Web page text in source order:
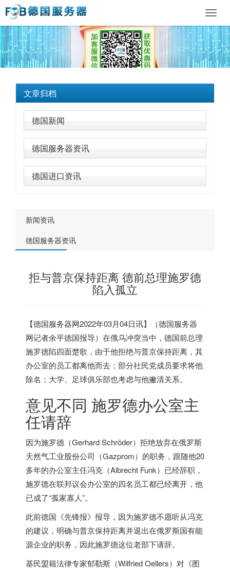
文章归档
德国新闻
德国服务器资讯
德国进口资讯
新闻资讯
德国服务器资讯
拒与普京保持距离 德前总理施罗德
陷入孤立
【德国服务器网2022年03月04日讯】（德国服务器
网记者余平德国报导）在俄乌冲突当中， 德国前总理
施罗德陷四面楚歌，由于他拒绝与普京保持距离，其
办公室的员工都离他而去；部分社民党成员要求将他
除名；大学、足球俱乐部也考虑与他撇清关系。
意见不同 施罗德办公室主
任请辞
因为施罗德（Gerhard Schröder）拒绝放弃在俄罗斯
天然气工业股份公司（Gazprom）的职务，跟随他20
多年的办公室主任冯克（Albrecht Funk）已经辞职，
施罗德在联邦议会办公室的四名员工都已经离开，他
已成了“孤家寡人”。
此前德国 《先锋报》报导，因为施罗德不愿听从冯克
的建议，明确与普京保持距离并退出在俄罗斯国有能
源企业的职务，因此施罗德这位老部下请辞。
基民盟籍法律专家郁勒斯（Wilfried Oellers）对《图